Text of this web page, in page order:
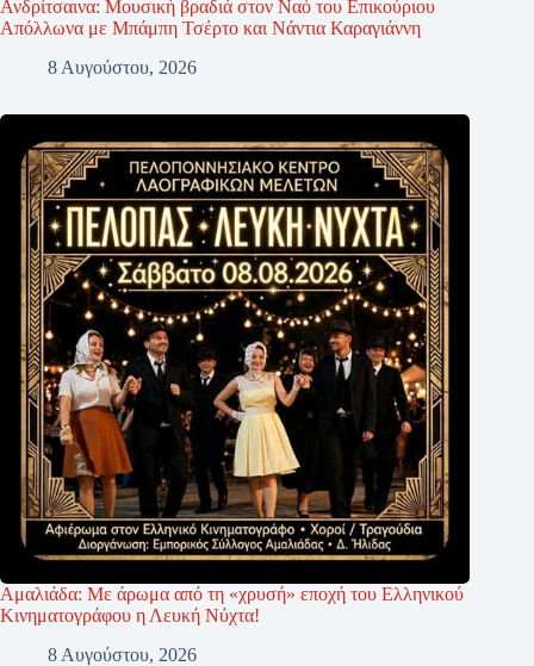
Ανδρίτσαινα: Μουσική βραδιά στον Ναό του Επικούριου
Απόλλωνα με Μπάμπη Τσέρτο και Νάντια Καραγιάννη
8 Αυγούστου, 2026
Αμαλιάδα: Με άρωμα από τη «χρυσή» εποχή του Ελληνικού
Κινηματογράφου η Λευκή Νύχτα!
8 Αυγούστου, 2026